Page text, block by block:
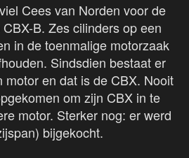
Cees van Norden voor de
B. Zes cilinders op een
in de toenmalige motorzaak
Sindsdien bestaat er
motor en dat is de CBX. Nooit
om zijn CBX in te
motor. Sterker nog: er werd
bijgekocht.